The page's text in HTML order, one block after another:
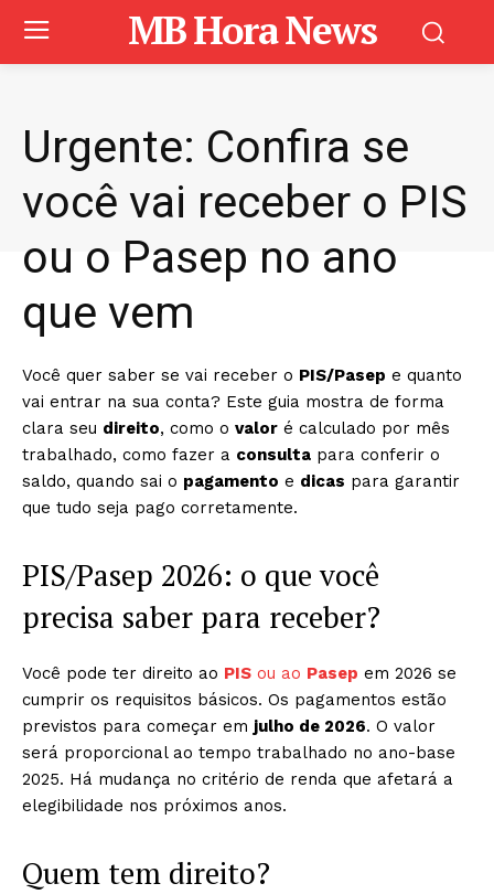
MB Hora News
Urgente: Confira se
você vai receber o PIS
ou o Pasep no ano
que vem
Você quer saber se vai receber o PIS/Pasep e quanto
vai entrar na sua conta? Este guia mostra de forma
clara seu direito, como o valor é calculado por mês
trabalhado, como fazer a consulta para conferir o
saldo, quando sai o pagamento e dicas para garantir
que tudo seja pago corretamente.
PIS/Pasep 2026: o que você
precisa saber para receber?
Você pode ter direito ao PIS ou ao Pasep em 2026 se
cumprir os requisitos básicos. Os pagamentos estão
previstos para começar em julho de 2026. O valor
será proporcional ao tempo trabalhado no ano-base
2025. Há mudança no critério de renda que afetará a
elegibilidade nos próximos anos.
Quem tem direito?